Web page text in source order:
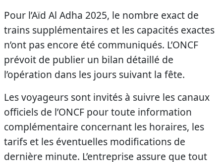
Pour l’Aïd Al Adha 2025, le nombre exact de
trains supplémentaires et les capacités exactes
n’ont pas encore été communiqués. L’ONCF
prévoit de publier un bilan détaillé de
l’opération dans les jours suivant la fête.
Les voyageurs sont invités à suivre les canaux
officiels de l’ONCF pour toute information
complémentaire concernant les horaires, les
tarifs et les éventuelles modifications de
dernière minute. L’entreprise assure que tout